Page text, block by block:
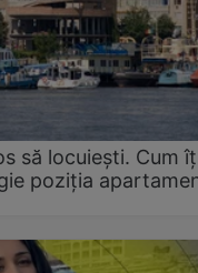
să locuiești. Cum
poziția